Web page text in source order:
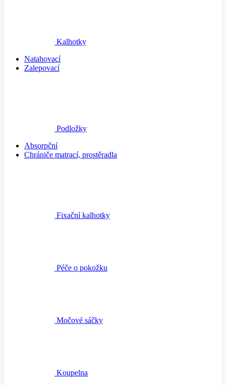
Kalhotky
Natahovací
Zalepovací
Podložky
Absorpční
Chrániče matrací, prostěradla
Fixační kalhotky
Péče o pokožku
Močové sáčky
Koupelna